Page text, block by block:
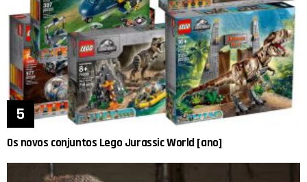
Os novos conjuntos Lego Jurassic World [ano]